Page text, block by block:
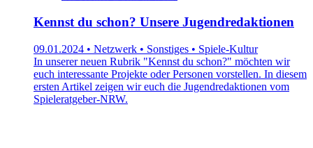
Kennst du schon? Unsere Jugendredaktionen
09.01.2024 • Netzwerk • Sonstiges • Spiele-Kultur
In unserer neuen Rubrik "Kennst du schon?" möchten wir
euch interessante Projekte oder Personen vorstellen. In diesem
ersten Artikel zeigen wir euch die Jugendredaktionen vom
Spieleratgeber-NRW.